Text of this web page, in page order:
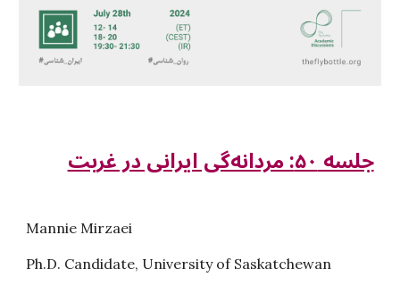
جلسه ۵۰: مردانه‌گی ایرانی در غربت
Mannie Mirzaei
Ph.D. Candidate, University of Saskatchewan